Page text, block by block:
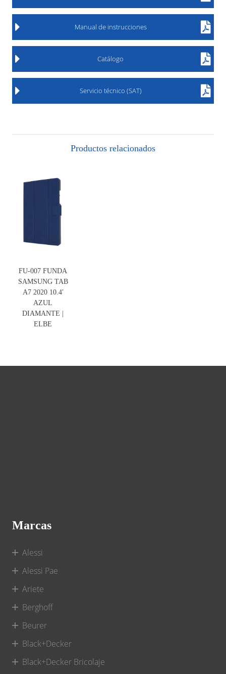
Manual de instrucciones
Catálogo
Servicio técnico (SAT)
Productos relacionados
FU-007 FUNDA
SAMSUNG TAB
A7 2020 10.4′
AZUL
DIAMANTE |
ELBE
Marcas
Alessi
Alessi Pae
Ariete
Berghoff
Beurer
Black+Decker
Black+Decker Bricolaje